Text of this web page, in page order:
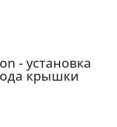
- установка
крышки